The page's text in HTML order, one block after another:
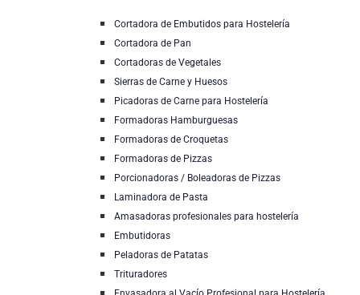
Cortadora de Embutidos para Hostelería
Cortadora de Pan
Cortadoras de Vegetales
Sierras de Carne y Huesos
Picadoras de Carne para Hostelería
Formadoras Hamburguesas
Formadoras de Croquetas
Formadoras de Pizzas
Porcionadoras / Boleadoras de Pizzas
Laminadora de Pasta
Amasadoras profesionales para hostelería
Embutidoras
Peladoras de Patatas
Trituradores